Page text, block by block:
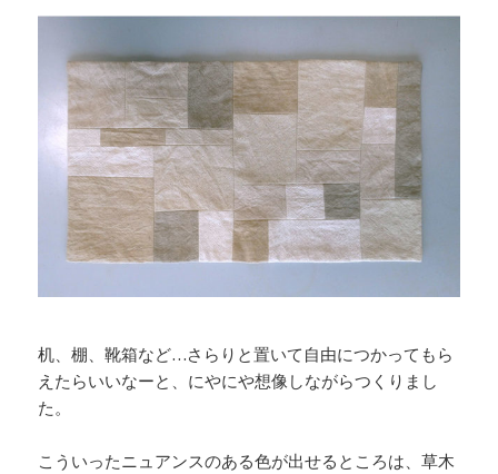
机、棚、靴箱など…さらりと置いて自由につかってもら
えたらいいなーと、にやにや想像しながらつくりまし
た。
こういったニュアンスのある色が出せるところは、草木